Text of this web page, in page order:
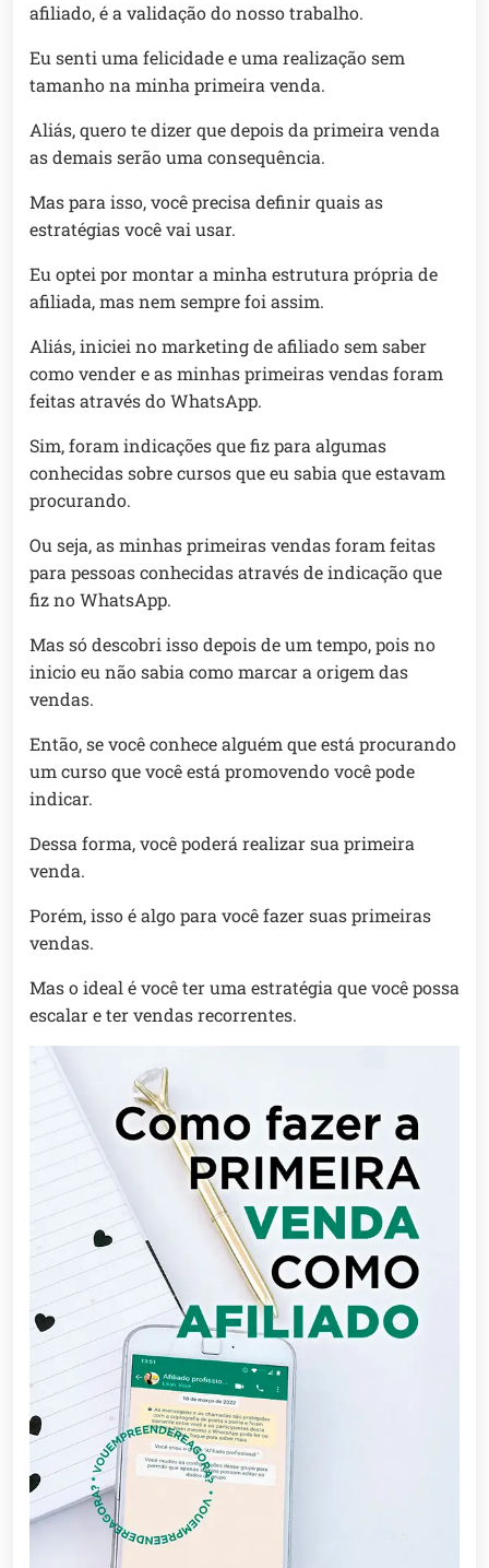
afiliado, é a validação do nosso trabalho.
Eu senti uma felicidade e uma realização sem
tamanho na minha primeira venda.
Aliás, quero te dizer que depois da primeira venda
as demais serão uma consequência.
Mas para isso, você precisa definir quais as
estratégias você vai usar.
Eu optei por montar a minha estrutura própria de
afiliada, mas nem sempre foi assim.
Aliás, iniciei no marketing de afiliado sem saber
como vender e as minhas primeiras vendas foram
feitas através do WhatsApp.
Sim, foram indicações que fiz para algumas
conhecidas sobre cursos que eu sabia que estavam
procurando.
Ou seja, as minhas primeiras vendas foram feitas
para pessoas conhecidas através de indicação que
fiz no WhatsApp.
Mas só descobri isso depois de um tempo, pois no
inicio eu não sabia como marcar a origem das
vendas.
Então, se você conhece alguém que está procurando
um curso que você está promovendo você pode
indicar.
Dessa forma, você poderá realizar sua primeira
venda.
Porém, isso é algo para você fazer suas primeiras
vendas.
Mas o ideal é você ter uma estratégia que você possa
escalar e ter vendas recorrentes.